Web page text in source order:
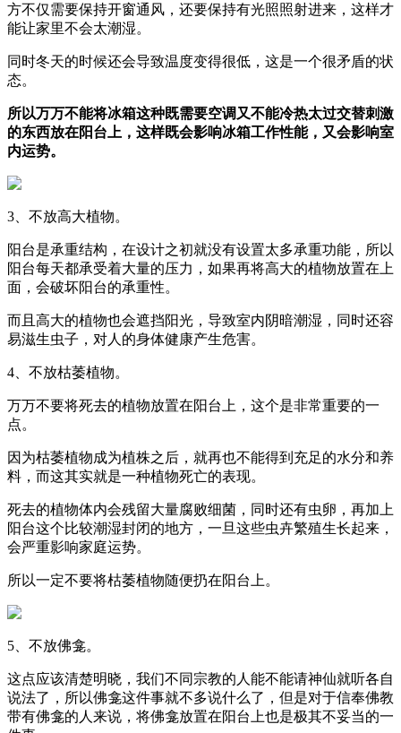
方不仅需要保持开窗通风，还要保持有光照照射进来，这样才
能让家里不会太潮湿。
同时冬天的时候还会导致温度变得很低，这是一个很矛盾的状
态。
所以万万不能将冰箱这种既需要空调又不能冷热太过交替刺激
的东西放在阳台上，这样既会影响冰箱工作性能，又会影响室
内运势。
3、不放高大植物。
阳台是承重结构，在设计之初就没有设置太多承重功能，所以
阳台每天都承受着大量的压力，如果再将高大的植物放置在上
面，会破坏阳台的承重性。
而且高大的植物也会遮挡阳光，导致室内阴暗潮湿，同时还容
易滋生虫子，对人的身体健康产生危害。
4、不放枯萎植物。
万万不要将死去的植物放置在阳台上，这个是非常重要的一
点。
因为枯萎植物成为植株之后，就再也不能得到充足的水分和养
料，而这其实就是一种植物死亡的表现。
死去的植物体内会残留大量腐败细菌，同时还有虫卵，再加上
阳台这个比较潮湿封闭的地方，一旦这些虫卉繁殖生长起来，
会严重影响家庭运势。
所以一定不要将枯萎植物随便扔在阳台上。
5、不放佛龛。
这点应该清楚明晓，我们不同宗教的人能不能请神仙就听各自
说法了，所以佛龛这件事就不多说什么了，但是对于信奉佛教
带有佛龛的人来说，将佛龛放置在阳台上也是极其不妥当的一